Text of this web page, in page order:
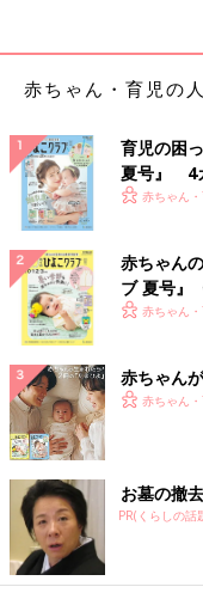
赤ちゃん・育児の
育児の困
夏号』 4
いっぱい！
赤ちゃん
赤ちゃん
ブ 夏号』
く！ おっ
赤ちゃん
赤ちゃん
赤ちゃん
お墓の撤
PR(くらしの話